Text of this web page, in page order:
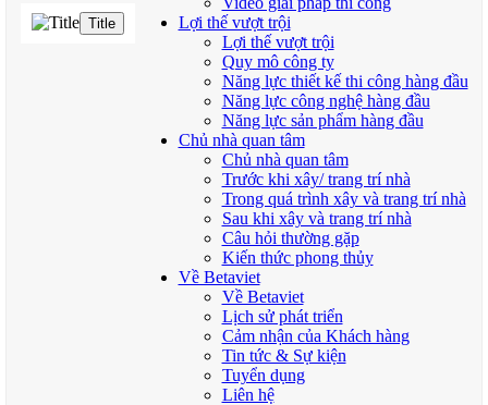
Title
Lợi thế vượt trội
Lợi thế vượt trội
Quy mô công ty
Năng lực thiết kế thi công hàng đầu
Năng lực công nghệ hàng đầu
Năng lực sản phẩm hàng đầu
Chủ nhà quan tâm
Chủ nhà quan tâm
Trước khi xây/ trang trí nhà
Trong quá trình xây và trang trí nhà
Sau khi xây và trang trí nhà
Câu hỏi thường gặp
Kiến thức phong thủy
Về Betaviet
Về Betaviet
Lịch sử phát triển
Cảm nhận của Khách hàng
Tin tức & Sự kiện
Tuyển dụng
Liên hệ